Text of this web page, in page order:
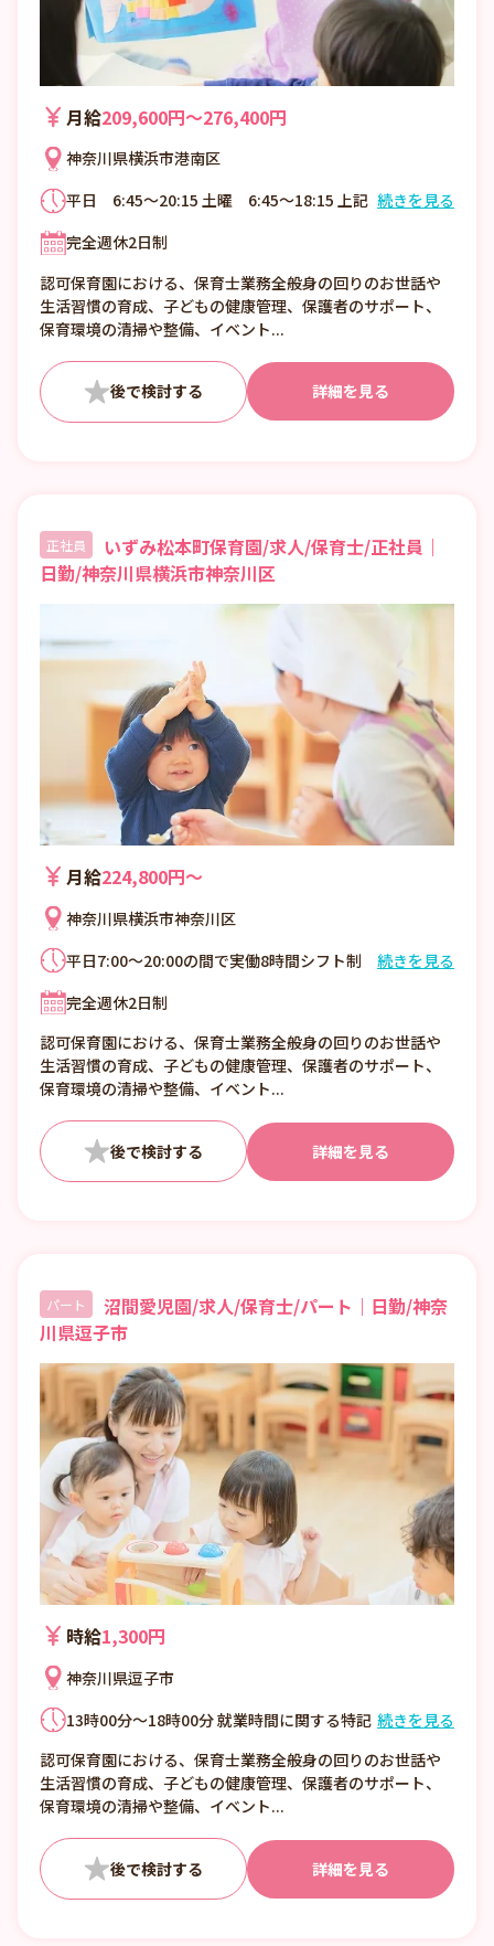
月給209,600円〜276,400円
神奈川県横浜市港南区
平日 6:45～20:15 土曜 6:45～18:15 上記
※1カ月単位の変形労働時間制 ※土曜出勤は
例＞ 6:45～15:45 9:00～18:00 11:15～
20:15 ほか ■残業月平均6時間／持ち帰り
業務は原則禁止 【残業時間削減への取り組
み】 ・タブレットや保育システムを導入
し、保育のデジタル化を進めています。 ・勤
務時間内に事務作業の時間を確保しているの
続きを見る
完全週休2日制
認可保育園における、保育士業務全般身の回りのお世話や
生活習慣の育成、子どもの健康管理、保護者のサポート、
保育環境の清掃や整備、イベント...
詳細を見る
正社員
いずみ松本町保育園/求人/保育士/正社員｜
日勤/神奈川県横浜市神奈川区
月給224,800円〜
神奈川県横浜市神奈川区
平日7:00～20:00の間で実働8時間シフト制
続きを見る
完全週休2日制
認可保育園における、保育士業務全般身の回りのお世話や
生活習慣の育成、子どもの健康管理、保護者のサポート、
保育環境の清掃や整備、イベント...
詳細を見る
パート
沼間愛児園/求人/保育士/パート｜日勤/神奈
川県逗子市
時給1,300円
神奈川県逗子市
13時00分～18時00分 就業時間に関する特記 続きを見る
認可保育園における、保育士業務全般身の回りのお世話や
生活習慣の育成、子どもの健康管理、保護者のサポート、
保育環境の清掃や整備、イベント...
詳細を見る